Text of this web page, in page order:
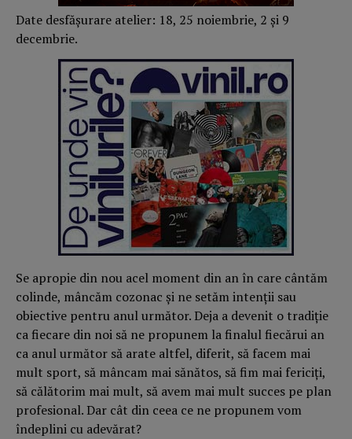
Date desfăşurare atelier: 18, 25 noiembrie, 2 şi 9
decembrie.
Se apropie din nou acel moment din an în care cântăm
colinde, mâncăm cozonac şi ne setăm intenţii sau
obiective pentru anul următor. Deja a devenit o tradiţie
ca fiecare din noi să ne propunem la finalul fiecărui an
ca anul următor să arate altfel, diferit, să facem mai
mult sport, să mâncam mai sănătos, să fim mai fericiţi,
să călătorim mai mult, să avem mai mult succes pe plan
profesional. Dar cât din ceea ce ne propunem vom
îndeplini cu adevărat?